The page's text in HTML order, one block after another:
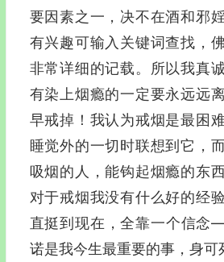
要因素之一，决不在酒和邪
有兴趣可输入关键词查找，
非常详细的记载。所以我真
有染上烟瘾的一定要永远远
早戒掉！我认为戒烟是最困
睡觉外的一切时联想到它，
吸烟的人，能钩起烟瘾的东
对于戒烟我没有什么好的经
直挺到现在，全靠一个信
诺是我今生最重要的事，身可